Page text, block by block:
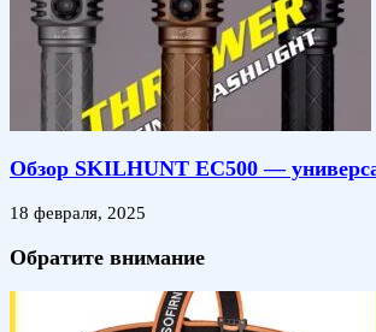
Обзор SKILHUNT EC500 —
18 февраля, 2025
Обратите внимание